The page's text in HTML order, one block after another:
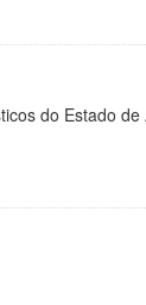
do Estado